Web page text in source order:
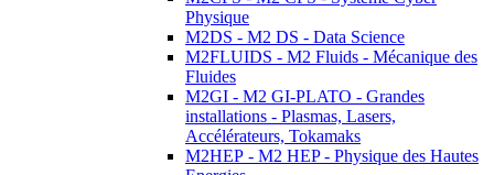
Physique
M2DS - M2 DS - Data Science
M2FLUIDS - M2 Fluids - Mécanique des
Fluides
M2GI - M2 GI-PLATO - Grandes
installations - Plasmas, Lasers,
Accélérateurs, Tokamaks
M2HEP - M2 HEP - Physique des Hautes